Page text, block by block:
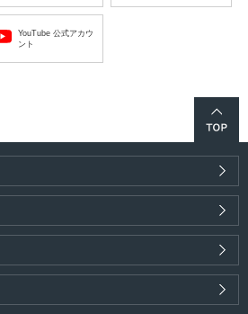
YouTube 公式アカウ
ント